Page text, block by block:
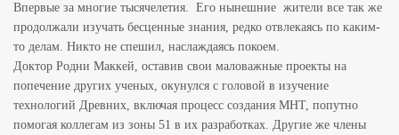
Впервые за многие тысячелетия. Его нынешние жители все так же
продолжали изучать бесценные знания, редко отвлекаясь по каким-
то делам. Никто не спешил, наслаждаясь покоем.
Доктор Родни Маккей, оставив свои маловажные проекты на
попечение других ученых, окунулся с головой в изучение
технологий Древних, включая процесс создания МНТ, попутно
помогая коллегам из зоны 51 в их разработках. Другие же члены